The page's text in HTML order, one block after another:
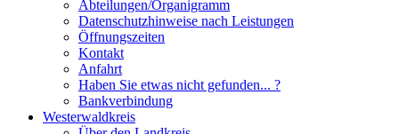
Abteilungen/Organigramm
Datenschutzhinweise nach Leistungen
Öffnungszeiten
Kontakt
Anfahrt
Haben Sie etwas nicht gefunden... ?
Bankverbindung
Westerwaldkreis